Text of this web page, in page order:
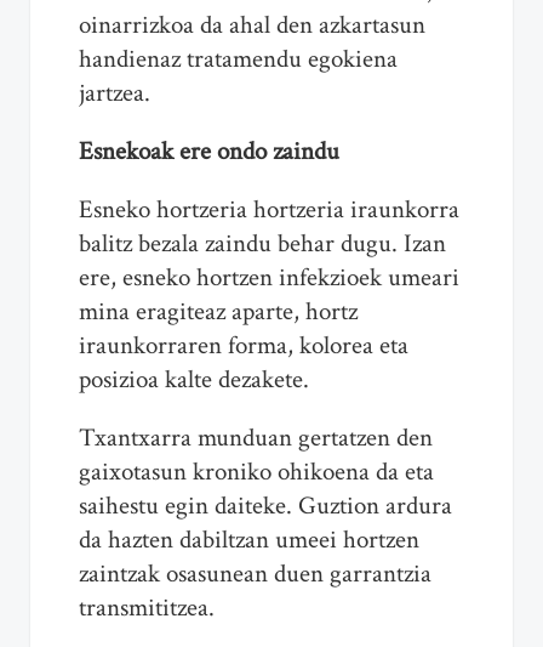
oinarrizkoa da ahal den azkartasun
handienaz tratamendu egokiena
jartzea.
Esnekoak ere ondo zaindu
Esneko hortzeria hortzeria iraunkorra
balitz bezala zaindu behar dugu. Izan
ere, esneko hortzen infekzioek umeari
mina eragiteaz aparte, hortz
iraunkorraren forma, kolorea eta
posizioa kalte dezakete.
Txantxarra munduan gertatzen den
gaixotasun kroniko ohikoena da eta
saihestu egin daiteke. Guztion ardura
da hazten dabiltzan umeei hortzen
zaintzak osasunean duen garrantzia
transmititzea.